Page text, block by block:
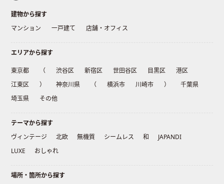
建物から探す
マンション
一戸建て 店舗・オフィス
エリアから探す
東京都 （ 渋谷区 新宿区 世田谷区 目黒区
港区
江東区
） 神奈川県 （ 横浜市 川崎市 ）
千葉県
埼玉県
その他
テーマから探す
ヴィンテージ
北欧 無機質 シームレス 和
JAPANDI
LUXE
おしゃれ
場所・箇所から探す